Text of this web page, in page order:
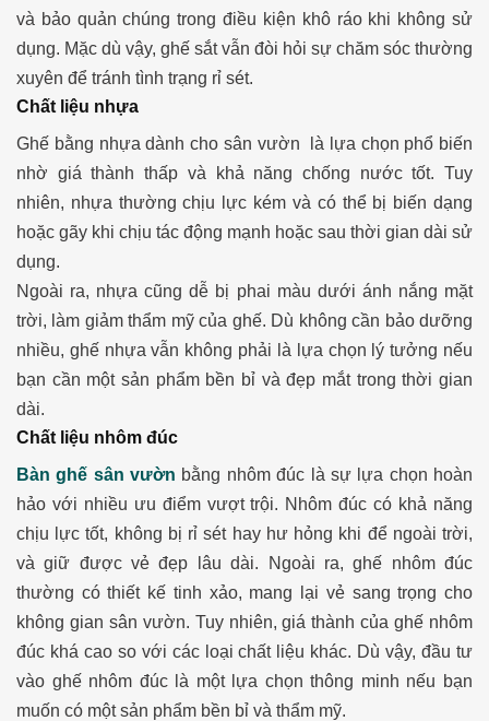
và bảo quản chúng trong điều kiện khô ráo khi không sử
dụng. Mặc dù vậy, ghế sắt vẫn đòi hỏi sự chăm sóc thường
xuyên để tránh tình trạng rỉ sét.
Chất liệu nhựa
Ghế bằng nhựa dành cho sân vườn là lựa chọn phổ biến
nhờ giá thành thấp và khả năng chống nước tốt. Tuy
nhiên, nhựa thường chịu lực kém và có thể bị biến dạng
hoặc gãy khi chịu tác động mạnh hoặc sau thời gian dài sử
dụng.
Ngoài ra, nhựa cũng dễ bị phai màu dưới ánh nắng mặt
trời, làm giảm thẩm mỹ của ghế. Dù không cần bảo dưỡng
nhiều, ghế nhựa vẫn không phải là lựa chọn lý tưởng nếu
bạn cần một sản phẩm bền bỉ và đẹp mắt trong thời gian
dài.
Chất liệu nhôm đúc
Bàn ghế sân vườn bằng nhôm đúc là sự lựa chọn hoàn
hảo với nhiều ưu điểm vượt trội. Nhôm đúc có khả năng
chịu lực tốt, không bị rỉ sét hay hư hỏng khi để ngoài trời,
và giữ được vẻ đẹp lâu dài. Ngoài ra, ghế nhôm đúc
thường có thiết kế tinh xảo, mang lại vẻ sang trọng cho
không gian sân vườn. Tuy nhiên, giá thành của ghế nhôm
đúc khá cao so với các loại chất liệu khác. Dù vậy, đầu tư
vào ghế nhôm đúc là một lựa chọn thông minh nếu bạn
muốn có một sản phẩm bền bỉ và thẩm mỹ.